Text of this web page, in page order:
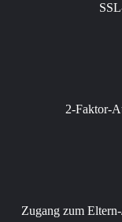
2-Faktor-
Zugang zum